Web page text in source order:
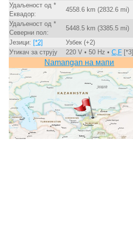
Удаљеност од *
Еквадор:
4558.6 km (2832.6 mi)
Удаљеност од *
Северни пол:
5448.5 km (3385.5 mi)
Језици: [*2]
Узбек (+2)
Утикач за струју
220 V • 50 Hz • C,F[*3]
Namangan на мапи